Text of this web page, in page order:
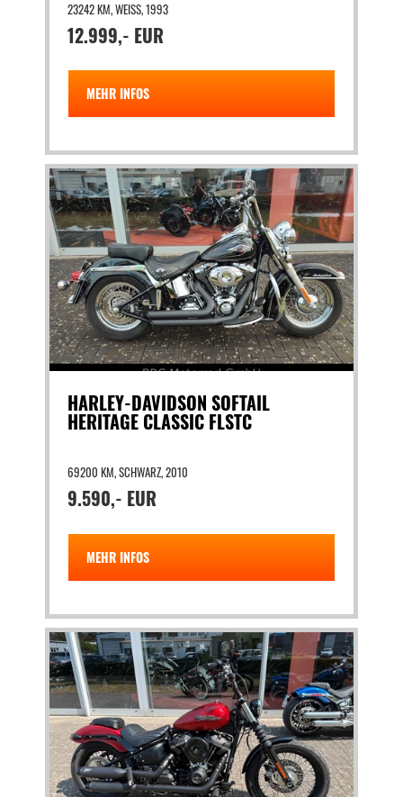
23242 KM, WEISS, 1993
12.999,- EUR
MEHR INFOS
HARLEY-DAVIDSON SOFTAIL
HERITAGE CLASSIC FLSTC
69200 KM, SCHWARZ, 2010
9.590,- EUR
MEHR INFOS